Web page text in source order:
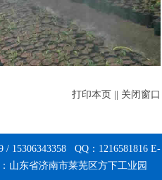
打印本页 关闭窗口
/ 15306343358 QQ：1216581816 E-
山东省济南市莱芜区方下工业园